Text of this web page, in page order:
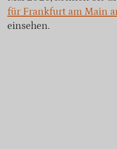
für Frankfurt am Main
einsehen.